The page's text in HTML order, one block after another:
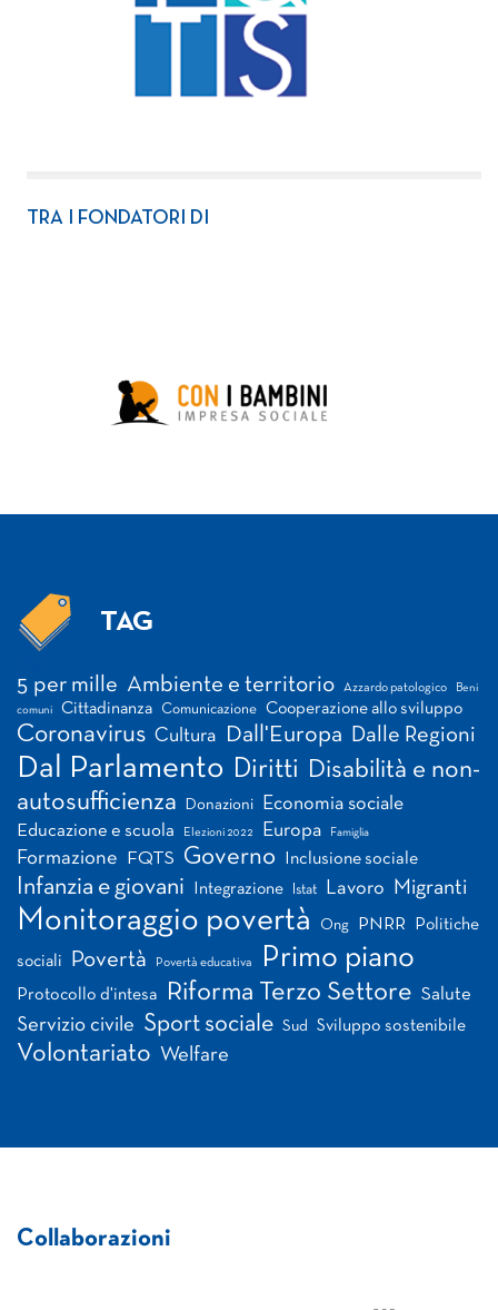
TRA I FONDATORI DI
TAG
5 per mille Ambiente e territorio Azzardo patologico Beni
comuni Cittadinanza Comunicazione Cooperazione allo sviluppo
Coronavirus Cultura Dall'Europa Dalle Regioni
Dal Parlamento Diritti Disabilità e non-
autosufficienza
Donazioni Economia sociale
Educazione e scuola Elezioni 2022 Europa Famiglia
Formazione FQTS Governo Inclusione sociale
Infanzia e giovani Integrazione Istat Lavoro Migranti
Monitoraggio povertà Ong PNRR Politiche
sociali Povertà Povertà educativa Primo piano
Protocollo d'intesa Riforma Terzo Settore Salute
Servizio civile Sport sociale Sud Sviluppo sostenibile
Volontariato Welfare
Collaborazioni